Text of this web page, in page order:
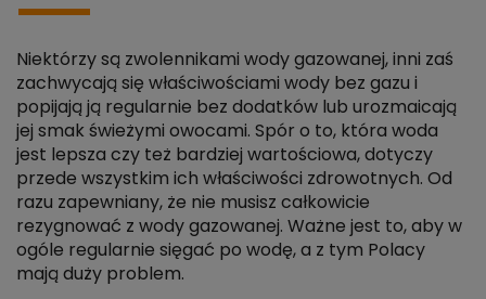
Niektórzy są zwolennikami wody gazowanej, inni zaś
zachwycają się właściwościami wody bez gazu i
popijają ją regularnie bez dodatków lub urozmaicają
jej smak świeżymi owocami. Spór o to, która woda
jest lepsza czy też bardziej wartościowa, dotyczy
przede wszystkim ich właściwości zdrowotnych. Od
razu zapewniany, że nie musisz całkowicie
rezygnować z wody gazowanej. Ważne jest to, aby w
ogóle regularnie sięgać po wodę, a z tym Polacy
mają duży problem.